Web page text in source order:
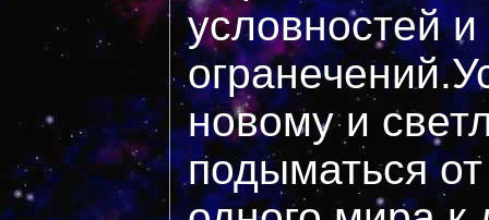
условностей и
новому и
подыматься